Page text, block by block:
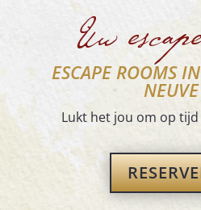
Uw
ESCAPE ROOMS
Lukt het jou om op